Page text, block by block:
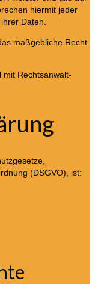
hiermit jeder
Daten.
maßgebliche Recht
Rechtsanwalt-
(DSGVO), ist: